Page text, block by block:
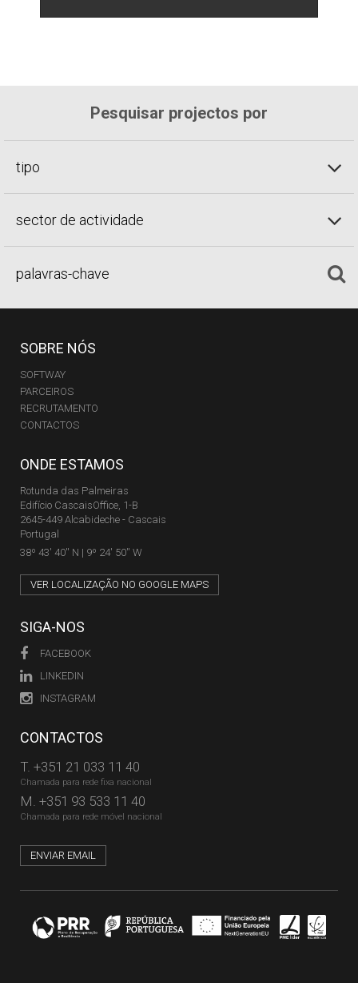
Pesquisar projectos por
tipo
sector de actividade
SOBRE NÓS
SOFTWAY
PARCEIROS
RECRUTAMENTO
CONTACTOS
ONDE ESTAMOS
Rotunda das Palmeiras
Edifício CascaisOffice, 1-B
2645-449 Alcabideche - Cascais
Portugal
38º 43' 40'' N | 9º 24' 50'' W
VER LOCALIZAÇÃO NO GOOGLE MAPS
SIGA-NOS
FACEBOOK
LINKEDIN
INSTAGRAM
CONTACTOS
T. +351 21 033 11 40
Chamada para rede fixa nacional
M. +351 93 533 11 40
Chamada para rede móvel nacional
ENVIAR EMAIL